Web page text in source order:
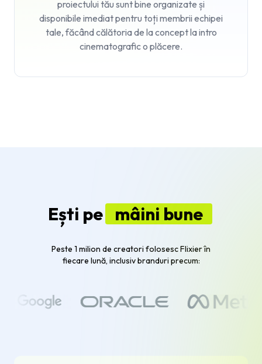
proiectului tău sunt bine organizate și
disponibile imediat pentru toți membrii echipei
tale, făcând călătoria de la concept la intro
cinematografic o plăcere.
Ești pe mâini bune
Peste 1 milion de creatori folosesc Flixier în
fiecare lună, inclusiv branduri precum: